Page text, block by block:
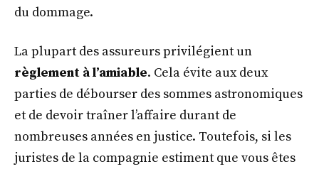
du dommage.
La plupart des assureurs privilégient un
règlement à l’amiable. Cela évite aux deux
parties de débourser des sommes astronomiques
et de devoir traîner l’affaire durant de
nombreuses années en justice. Toutefois, si les
juristes de la compagnie estiment que vous êtes